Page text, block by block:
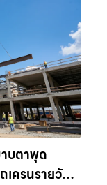
บตาพุด
เครนรายวัน